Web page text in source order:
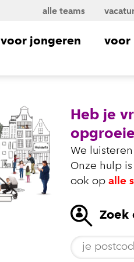
alle teams
voor jongeren voor
Heb je
We
Onze hulp
ook op alle
Zoek